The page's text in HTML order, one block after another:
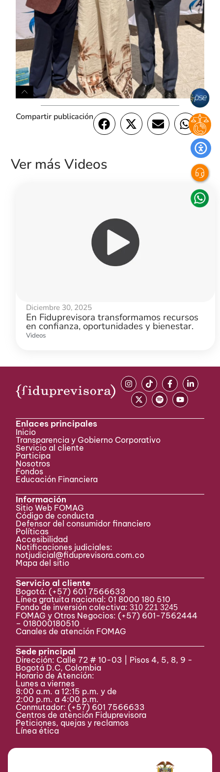
Compartir publicación
Ver más Videos
Diciembre 30, 2025
En Fiduprevisora transformamos recursos
en confianza, oportunidades y bienestar.
Videos
Enlaces principales
Inicio
Transparencia y Gobierno Corporativo
Servicio al cliente
Participa ​
Nosotros
Fondos
Educación Financiera
Información
Sitio Web FOMAG
Código de conducta
Defensor del consumidor financiero
Políticas
Accesibilidad
Notificaciones judiciales:
notjudicial@fiduprevisora.com.co
Mapa del sitio
Servicio al cliente
Bogotá: (+57) 601 7566633
Línea gratuita nacional: 01 8000 180 510
Fondo de inversión colectiva:310 221 3245
FOMAG y Otros Negocios: (+57) 601-7562444
– 018000180510
Canales de atención FOMAG
Sede principal
Dirección: Calle 72 # 10-03 | Pisos 4, 5, 8, 9 -
Bogotá D.C, Colombia
Horario de Atención:
Lunes a viernes
8:00 a.m. a 12:15 p.m. y de
2:00 p.m. a 4:00 p.m.
Conmutador: (+57) 601 7566633
Centros de atención Fiduprevisora
Peticiones, quejas y reclamos
Línea ética